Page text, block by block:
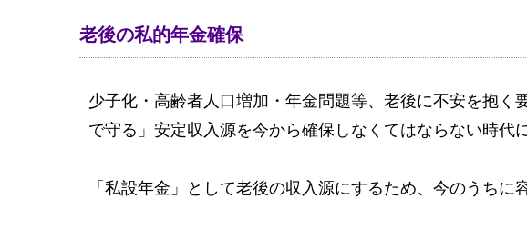
老後の私的年金確保
少子化・高齢者人口増加・年金問題等、老後に不安を抱
で守る」安定収入源を今から確保しなくてはならない時代
「私設年金」として老後の収入源にするため、今のうちに